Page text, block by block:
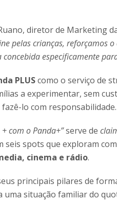
diretor de Marketing
pelas crianças, reforçamos
especificamente
PLUScomo o serviço de
a experimentar, sem
lo com responsabilidade.
com o Panda+”serve de
seis spots que exploram
cinema e rádio.
principais pilares de
uma situação familiar do